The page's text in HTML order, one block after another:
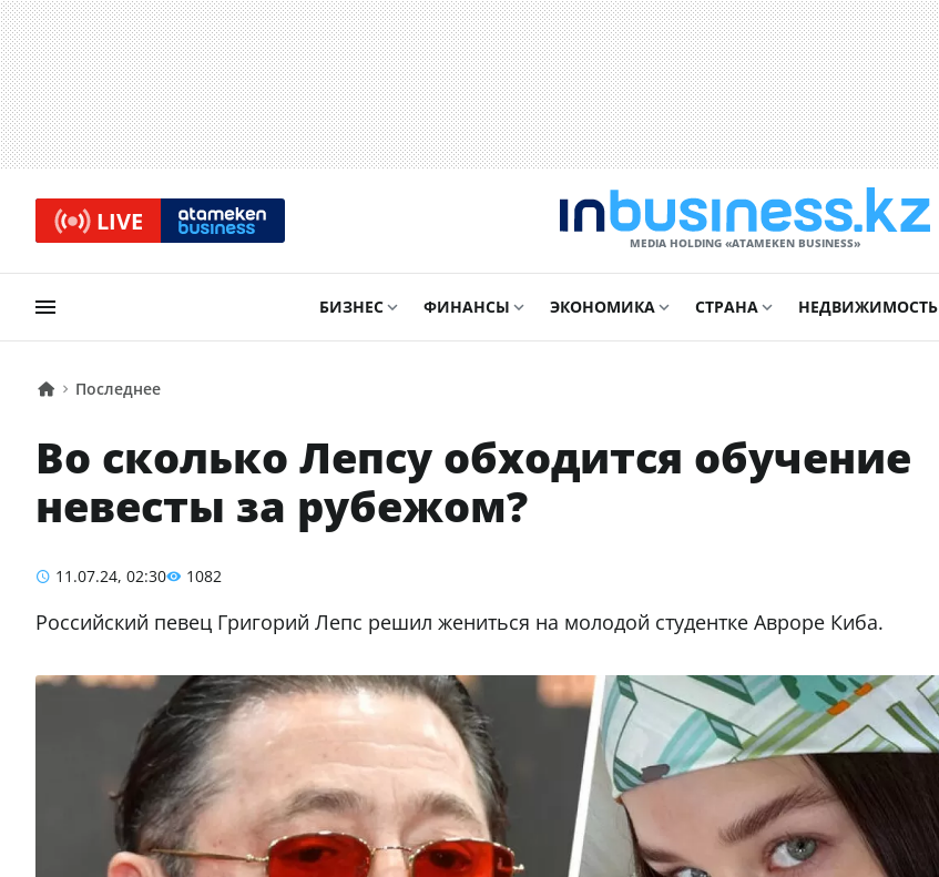
LIVE
MEDIA HOLDING «ATAMEKЕN BUSINESS»
БИЗНЕС ФИНАНСЫ ЭКОНОМИКА СТРАНА НЕДВИЖИМОСТЬ
Последнее
Во сколько Лепсу обходится обучение
невесты за рубежом?
11.07.24, 02:30 1082
Российский певец Григорий Лепс решил жениться на молодой студентке Авроре Киба.